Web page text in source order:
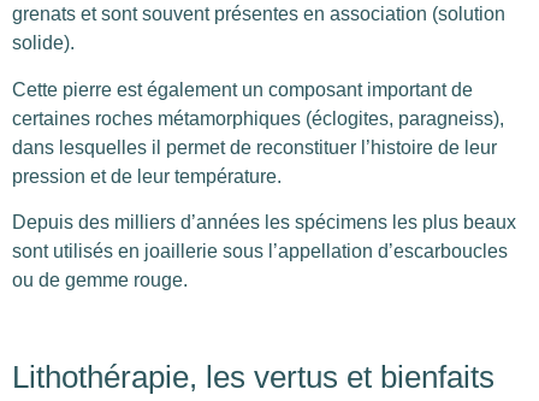
grenats et sont souvent présentes en association (solution
solide).
Cette pierre est également un composant important de
certaines roches métamorphiques (éclogites, paragneiss),
dans lesquelles il permet de reconstituer l’histoire de leur
pression et de leur température.
Depuis des milliers d’années les spécimens les plus beaux
sont utilisés en joaillerie sous l’appellation d’escarboucles
ou de gemme rouge.
Lithothérapie, les vertus et bienfaits